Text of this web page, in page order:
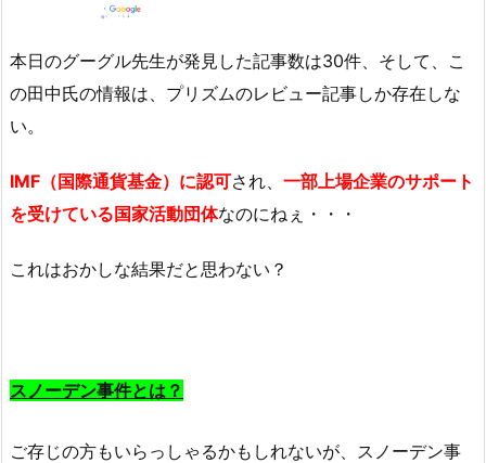
本日のグーグル先生が発見した記事数は30件、そして、こ
の田中氏の情報は、プリズムのレビュー記事しか存在しな
い。
IMF（国際通貨基金）に認可され、 一部上場企業のサポート
を受けている国家活動団体なのにねぇ・・・
これはおかしな結果だと思わない？
スノーデン事件とは？
ご存じの方もいらっしゃるかもしれないが、スノーデン事